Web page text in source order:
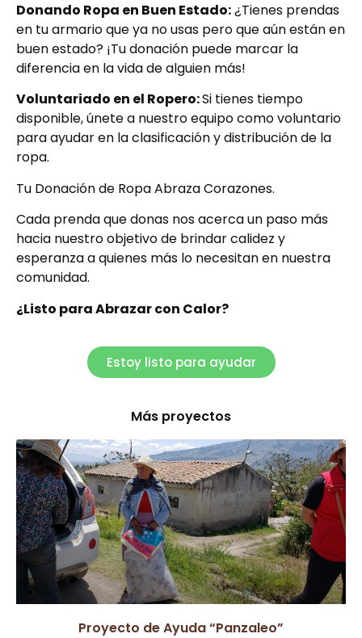
Donando Ropa en Buen Estado:¿Tienes prendas
en tu armario que ya no usas pero que aún están en
buen estado? ¡Tu donación puede marcar la
diferencia en la vida de alguien más!
Voluntariado en el Ropero:Si tienes tiempo
disponible, únete a nuestro equipo como voluntario
para ayudar en la clasificación y distribución de la
ropa.
Tu Donación de Ropa Abraza Corazones.
Cada prenda que donas nos acerca un paso más
hacia nuestro objetivo de brindar calidez y
esperanza a quienes más lo necesitan en nuestra
comunidad.
¿Listo para Abrazar con Calor?
Estoy listo para ayudar
Más proyectos
Proyecto de Ayuda “Panzaleo”